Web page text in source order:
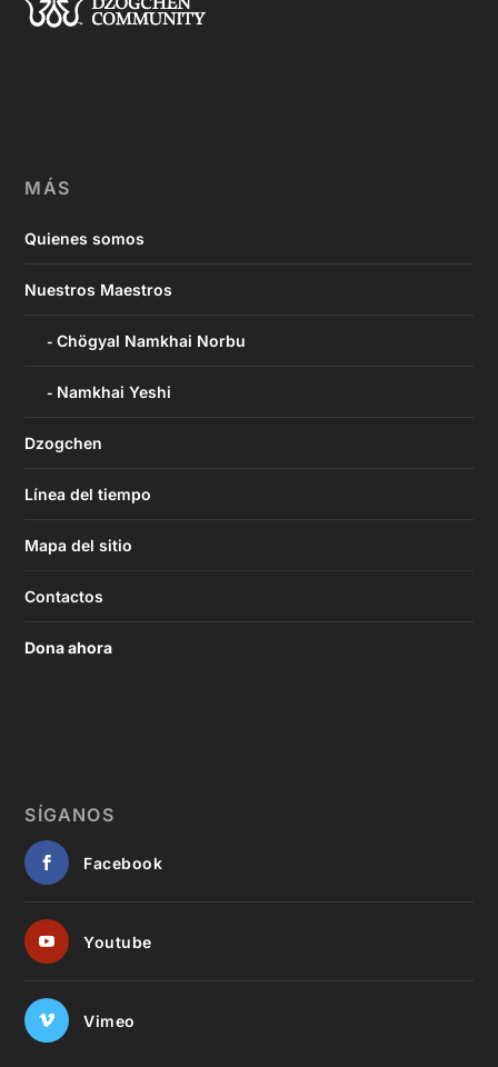
MÁS
Quienes somos
Nuestros Maestros
Chögyal Namkhai Norbu
Namkhai Yeshi
Dzogchen
Línea del tiempo
Mapa del sitio
Contactos
Dona ahora
SÍGANOS
Facebook
Youtube
Vimeo